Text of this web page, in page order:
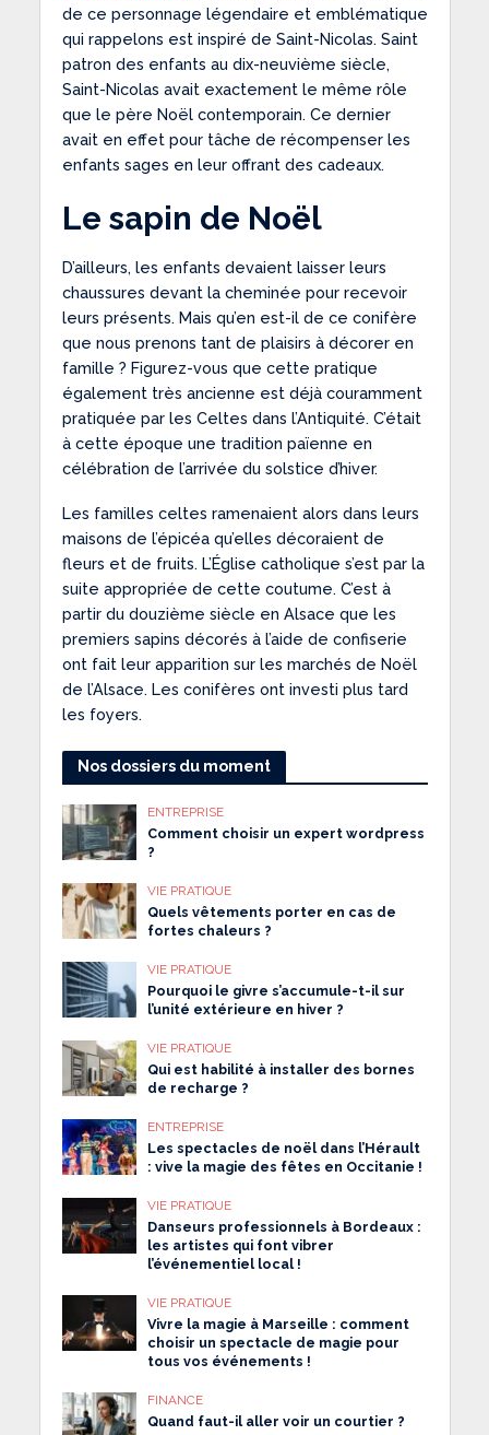
de ce personnage légendaire et emblématique
qui rappelons est inspiré de Saint-Nicolas. Saint
patron des enfants au dix-neuvième siècle,
Saint-Nicolas avait exactement le même rôle
que le père Noël contemporain. Ce dernier
avait en effet pour tâche de récompenser les
enfants sages en leur offrant des cadeaux.
Le sapin de Noël
D’ailleurs, les enfants devaient laisser leurs
chaussures devant la cheminée pour recevoir
leurs présents. Mais qu’en est-il de ce conifère
que nous prenons tant de plaisirs à décorer en
famille ? Figurez-vous que cette pratique
également très ancienne est déjà couramment
pratiquée par les Celtes dans l’Antiquité. C’était
à cette époque une tradition païenne en
célébration de l’arrivée du solstice d’hiver.
Les familles celtes ramenaient alors dans leurs
maisons de l’épicéa qu’elles décoraient de
fleurs et de fruits. L’Église catholique s’est par la
suite appropriée de cette coutume. C’est à
partir du douzième siècle en Alsace que les
premiers sapins décorés à l’aide de confiserie
ont fait leur apparition sur les marchés de Noël
de l’Alsace. Les conifères ont investi plus tard
les foyers.
Nos dossiers du moment
ENTREPRISE
Comment choisir un expert wordpress
?
VIE PRATIQUE
Quels vêtements porter en cas de
fortes chaleurs ?
VIE PRATIQUE
Pourquoi le givre s’accumule-t-il sur
l’unité extérieure en hiver ?
VIE PRATIQUE
Qui est habilité à installer des bornes
de recharge ?
ENTREPRISE
Les spectacles de noël dans l’Hérault
: vive la magie des fêtes en Occitanie !
VIE PRATIQUE
Danseurs professionnels à Bordeaux :
les artistes qui font vibrer
l’événementiel local !
VIE PRATIQUE
Vivre la magie à Marseille : comment
choisir un spectacle de magie pour
tous vos événements !
FINANCE
Quand faut-il aller voir un courtier ?